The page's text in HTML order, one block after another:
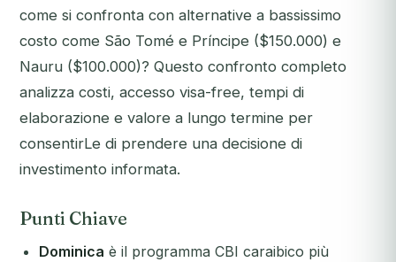
come si confronta con alternative a bassissimo
costo come São Tomé e Príncipe ($150.000) e
Nauru ($100.000)? Questo confronto completo
analizza costi, accesso visa-free, tempi di
elaborazione e valore a lungo termine per
consentirLe di prendere una decisione di
investimento informata.
Punti Chiave
Dominica è il programma CBI caraibico più